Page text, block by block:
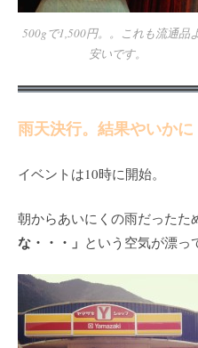
500gで1,500円。。これも流通品
安いです。
雨天決行。結果やいかに
イベントは10時に開始。
朝からあいにくの雨だったた
な・・・」 という空気が漂っ